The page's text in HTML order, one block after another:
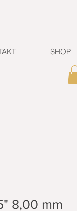
SHOP
8,00 mm